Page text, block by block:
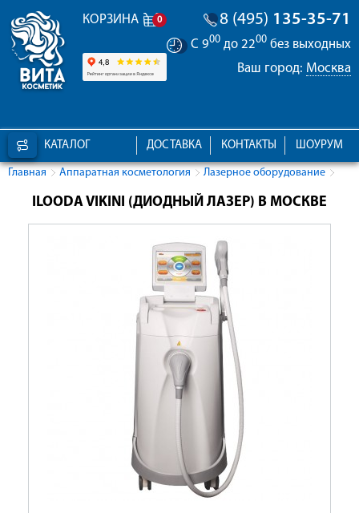
КОРЗИНА 0 8 (495) 135-35-71
С 900 до 2200 без выходных
Ваш город: Москва
КАТАЛОГ ШОУРУМ
КОНТАКТЫ
ДОСТАВКА
Главная Аппаратная косметология Лазерное оборудование
ILOODA VIKINI (ДИОДНЫЙ ЛАЗЕР) В МОСКВЕ